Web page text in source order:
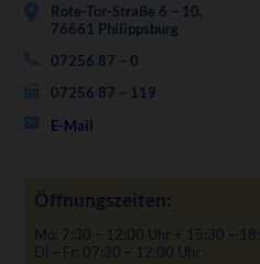
Rote-Tor-Straße 6 – 10,
76661 Philippsburg
07256 87 – 0
07256 87 – 119
E-Mail
Öffnungszeiten:
Mo: 7:30 – 12:00 Uhr + 15:30 –
Di – Fr: 07:30 – 12:00 Uhr